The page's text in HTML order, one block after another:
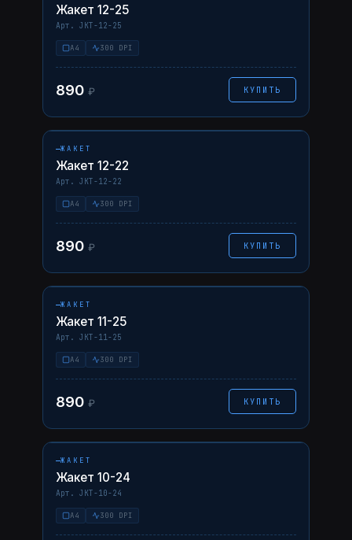
Жакет 12-25
Арт. JKT-12-25
A4 300 DPI
890 ₽ КУПИТЬ
НАВЕДИТЕ — ФОТО ↗
ЖАКЕТ
Жакет 12-22
Арт. JKT-12-22
A4 300 DPI
890 ₽ КУПИТЬ
НАВЕДИТЕ — ФОТО ↗
ЖАКЕТ
Жакет 11-25
Арт. JKT-11-25
A4 300 DPI
890 ₽ КУПИТЬ
НАВЕДИТЕ — ФОТО ↗
ЖАКЕТ
Жакет 10-24
Арт. JKT-10-24
A4 300 DPI